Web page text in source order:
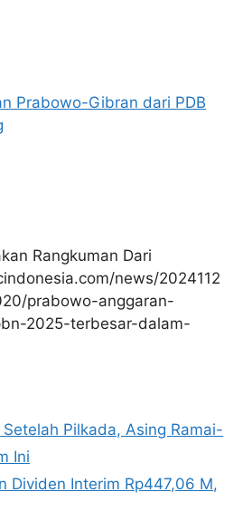
Prabowo-Gibran dari PDB
Rangkuman Dari
news/2024112
prabowo-anggaran-
2025-terbesar-dalam-
Setelah Pilkada, Asing Ramai-
Ini
Dividen Interim Rp447,06 M,